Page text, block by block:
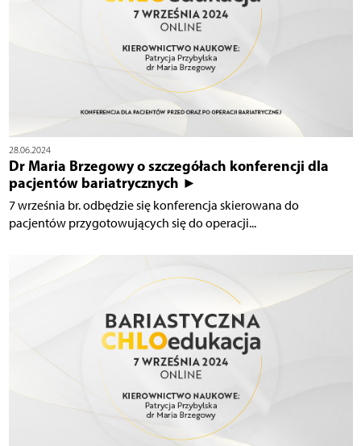
28.06.2024
Dr Maria Brzegowy o szczegółach konferencji dla
pacjentów bariatrycznych ►
7 września br. odbędzie się konferencja skierowana do
pacjentów przygotowujących się do operacji...